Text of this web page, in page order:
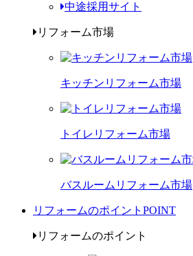
中途採用サイト
リフォーム市場
キッチンリフォーム市場
トイレリフォーム市場
バスルームリフォーム市場
リフォームのポイント POINT
リフォームのポイント